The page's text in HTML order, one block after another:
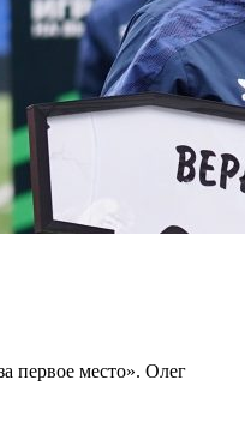
первое место». Олег